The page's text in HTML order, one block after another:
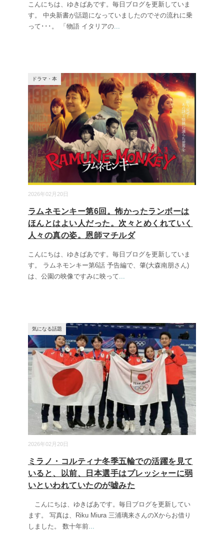
こんにちは、ゆきばあです。毎日ブログを更新していま
す。 中央新書が話題になっていましたのでその流れに乗
って･･･。 「物語 イタリアの...
2026年02月20日
ドラマ・本
ラムネモンキー第6回。怖かったランボーは
ほんとはよい人だった。次々とめくれていく
人々の真の姿。恩師マチルダ
こんにちは、ゆきばあです。毎日ブログを更新していま
す。 ラムネモンキー第6話 予告編で、肇(大森南朋さん)
は、公園の映像ですみに映って...
2026年02月20日
気になる話題
ミラノ・コルティナ冬季五輪での活躍を見て
いると、以前、日本選手はプレッシャーに弱
いといわれていたのが嘘みた
こんにちは、ゆきばあです。毎日ブログを更新してい
ます。 写真は、Riku Miura 三浦璃来さんのXからお借り
しました。 数十年前...